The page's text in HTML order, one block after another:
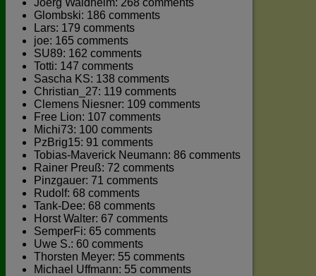
Glombski: 186 comments
Lars: 179 comments
joe: 165 comments
SU89: 162 comments
Totti: 147 comments
Sascha KS: 138 comments
Christian_27: 119 comments
Clemens Niesner: 109 comments
Free Lion: 107 comments
Michi73: 100 comments
PzBrig15: 91 comments
Tobias-Maverick Neumann: 86 comments
Rainer Preuß: 72 comments
Pinzgauer: 71 comments
Rudolf: 68 comments
Tank-Dee: 68 comments
Horst Walter: 67 comments
SemperFi: 65 comments
Uwe S.: 60 comments
Thorsten Meyer: 55 comments
Michael Uffmann: 55 comments